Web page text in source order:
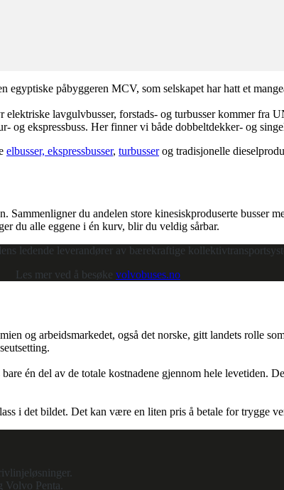
påbyggeren MCV, som selskapet har hatt et
lavgulvbusser, forstads- og turbusser kommer fra
og ekspressbuss. Her finner vi både dobbeltdekker- og
elbusser, ekspressbusser, turbusserog tradisjonelle
du andelen store kinesiskproduserte busser
du alle eggene i én kurv, blir du veldig sårbar.
ledende leverandører av bærekraftige
Les mer ved å besøke volvobuses.no
og arbeidsmarkedet, også det norske, gitt landets rolle
én del av de totale kostnadene gjennom hele levetiden.
i det bildet. Det kan være en liten pris å betale for trygge
Volvo Penta.